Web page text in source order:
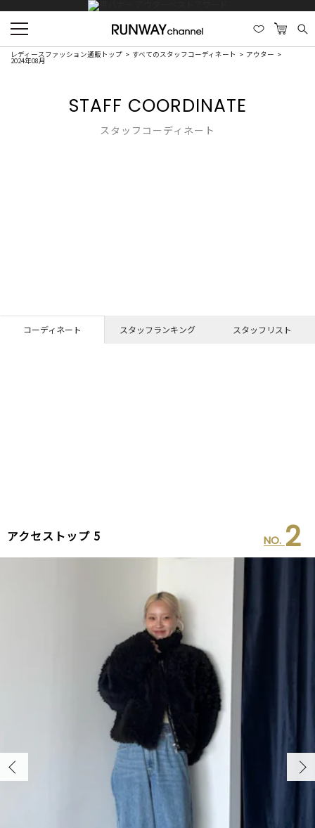
レディースファッション通販トップ すべてのスタッフコーディネート アウター
2024年08月
STAFF COORDINATE
スタッフコーディネート
コーディネート スタッフランキング スタッフリスト
アクセストップ 5 NO. 2